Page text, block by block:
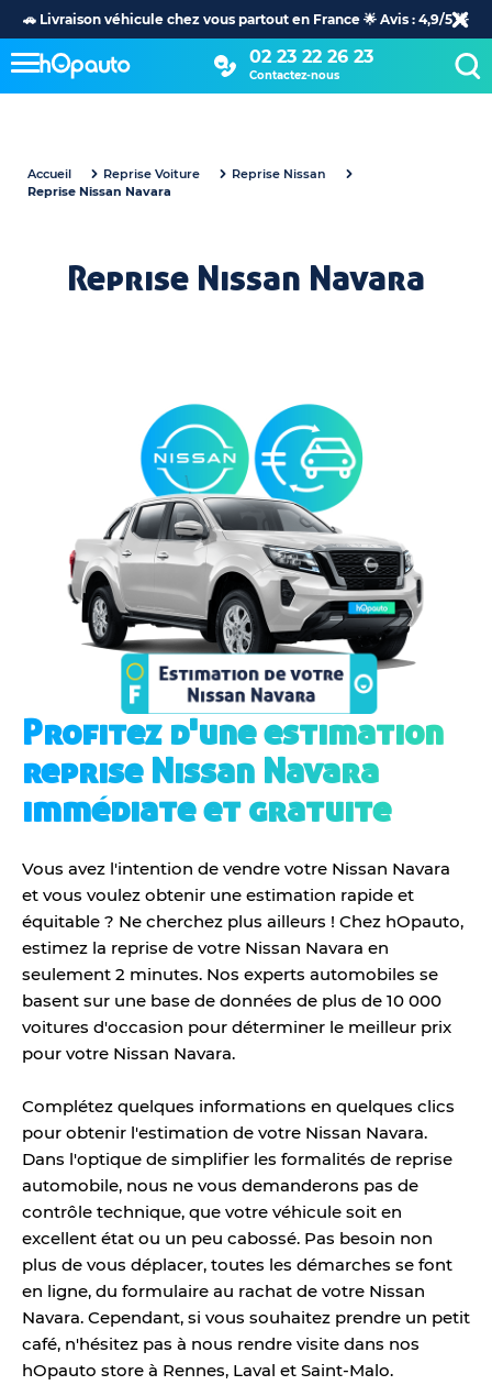
🚗 Livraison véhicule chez vous partout en France 🌟 Avis : 4,9/5 🌟
02 23 22 26 23
Contactez-nous
Accueil Reprise Voiture
Reprise Nissan
Reprise Nissan Navara
Reprise Nissan Navara
Profitez d'une estimation
reprise Nissan Navara
immédiate et gratuite
Vous avez l'intention de vendre votre Nissan Navara
et vous voulez obtenir une estimation rapide et
équitable ? Ne cherchez plus ailleurs ! Chez hOpauto,
estimez la reprise de votre Nissan Navara en
seulement 2 minutes. Nos experts automobiles se
basent sur une base de données de plus de 10 000
voitures d'occasion pour déterminer le meilleur prix
pour votre Nissan Navara.
Complétez quelques informations en quelques clics
pour obtenir l'estimation de votre Nissan Navara.
Dans l'optique de simplifier les formalités de reprise
automobile, nous ne vous demanderons pas de
contrôle technique, que votre véhicule soit en
excellent état ou un peu cabossé. Pas besoin non
plus de vous déplacer, toutes les démarches se font
en ligne, du formulaire au rachat de votre Nissan
Navara. Cependant, si vous souhaitez prendre un petit
café, n'hésitez pas à nous rendre visite dans nos
hOpauto store à Rennes, Laval et Saint-Malo.